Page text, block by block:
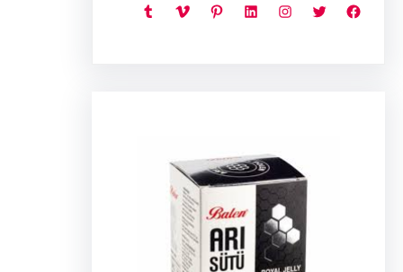
فيسبوك تويتر إنستجرام لينكد إن بينتريست فيميو تمبلر